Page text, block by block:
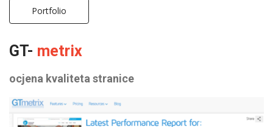
Portfolio
GT- metrix
ocjena kvaliteta stranice